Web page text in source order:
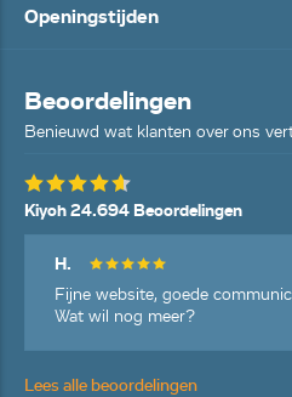
Openingstijden
Beoordelingen
Benieuwd wat klanten over ons
Kiyoh 24.694 Beoordelingen
H.
Fijne website, goede
Wat wil nog meer?
Lees alle beoordelingen